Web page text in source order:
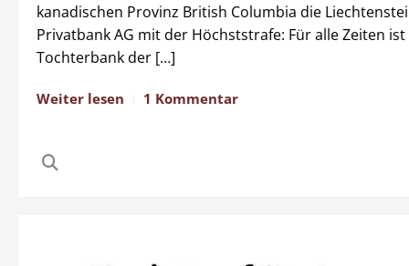
kanadischen Provinz British Columbia die
Privatbank AG mit der Höchststrafe: Für alle Zeiten ist
Tochterbank der […]
Weiter lesen 1 Kommentar